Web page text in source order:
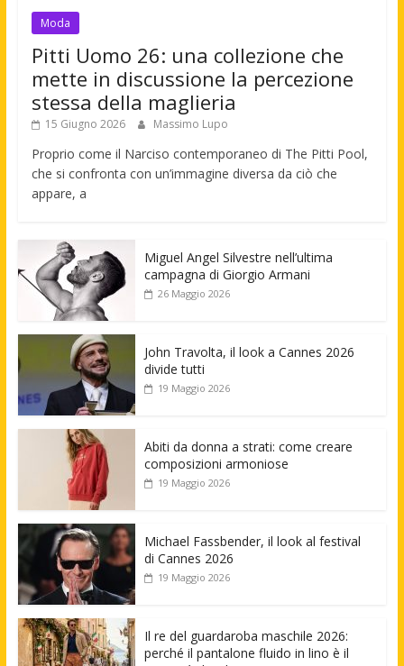
Moda
Pitti Uomo 26: una collezione che
mette in discussione la percezione
stessa della maglieria
15 Giugno 2026 Massimo Lupo
Proprio come il Narciso contemporaneo di The Pitti Pool,
che si confronta con un’immagine diversa da ciò che
appare, a
Miguel Angel Silvestre nell’ultima
campagna di Giorgio Armani
26 Maggio 2026
John Travolta, il look a Cannes 2026
divide tutti
19 Maggio 2026
Abiti da donna a strati: come creare
composizioni armoniose
19 Maggio 2026
Michael Fassbender, il look al festival
di Cannes 2026
19 Maggio 2026
Il re del guardaroba maschile 2026:
perché il pantalone fluido in lino è il